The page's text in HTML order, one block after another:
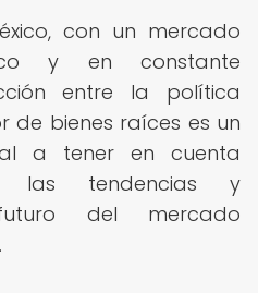
con un mercado
y en constante
entre la política
de bienes raíces es un
a tener en cuenta
las tendencias y
del mercado